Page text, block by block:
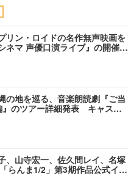
リン・ロイドの名作無声映画を
マ 声優口演ライブ』の開催…
の地を巡る、音楽朗読劇『ご当
』のツアー詳細発表 キャス…
、山寺宏一、佐久間レイ、名塚
らんま1/2」第3期作品公式イ…